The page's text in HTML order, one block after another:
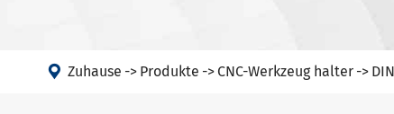
 Zuhause Produkte CNC-Werkzeug halter